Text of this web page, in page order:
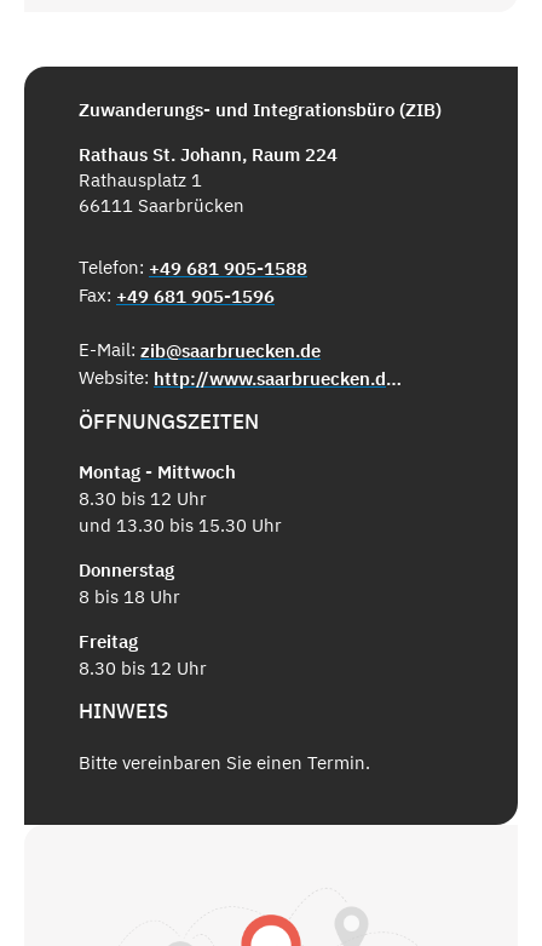
Zuwanderungs- und Integrationsbüro (ZIB)
Rathaus St. Johann, Raum 224
Rathausplatz 1
66111 Saarbrücken
Telefon: +49 681 905-1588
Fax: +49 681 905-1596
E-Mail: zib@saarbruecken.de
Website:
http://www.saarbruecken.de/zib
ÖFFNUNGSZEITEN
Montag - Mittwoch
8.30 bis 12 Uhr
und 13.30 bis 15.30 Uhr
Donnerstag
8 bis 18 Uhr
Freitag
8.30 bis 12 Uhr
HINWEIS
Bitte vereinbaren Sie einen Termin.